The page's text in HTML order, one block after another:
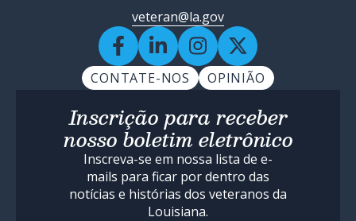
veteran@la.gov
CONTATE-NOS OPINIÃO
Inscrição para receber
nosso boletim eletrônico
Inscreva-se em nossa lista de e-
mails para ficar por dentro das
notícias e histórias dos veteranos da
Louisiana.